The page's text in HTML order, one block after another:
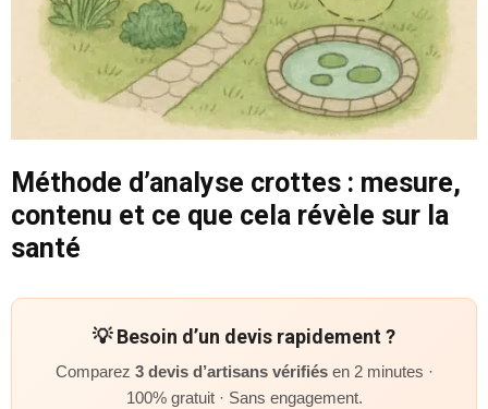
Méthode d’analyse crottes : mesure,
contenu et ce que cela révèle sur la
santé
💡 Besoin d’un devis rapidement ?
Comparez 3 devis d’artisans vérifiésen 2 minutes ·
100% gratuit · Sans engagement.